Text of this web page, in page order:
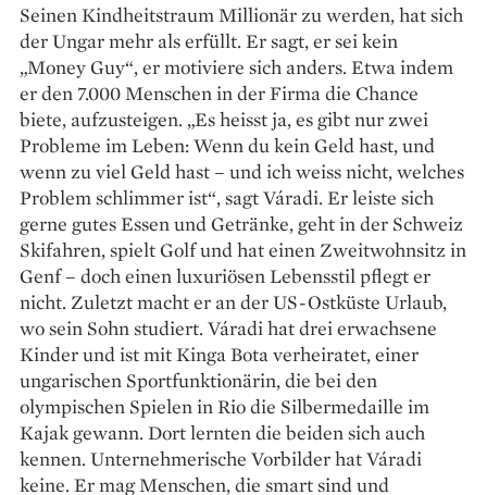
Seinen Kindheitstraum Millionär zu werden, hat sich
der Ungar mehr als erfüllt. Er sagt, er sei kein
„Money Guy“, er motiviere sich anders. Etwa indem
er den 7.000 Menschen in der Firma die Chance
biete, aufzusteigen. „Es heisst ja, es gibt nur zwei
Probleme im Leben: Wenn du kein Geld hast, und
wenn zu viel Geld hast – und ich weiss nicht, welches
Problem schlimmer ist“, sagt Váradi. Er leiste sich
gerne gutes Essen und Getränke, geht in der Schweiz
Skifahren, spielt Golf und hat einen Zweitwohnsitz in
Genf – doch einen luxuriösen Lebensstil pflegt er
nicht. Zuletzt macht er an der US-Ostküste Urlaub,
wo sein Sohn studiert. Váradi hat drei erwachsene
Kinder und ist mit Kinga Bota verheiratet, einer
ungarischen Sportfunktionärin, die bei den
olympischen Spielen in Rio die Silbermedaille im
Kajak gewann. Dort lernten die beiden sich auch
kennen. Unternehmerische Vorbilder hat Váradi
keine. Er mag Menschen, die smart sind und